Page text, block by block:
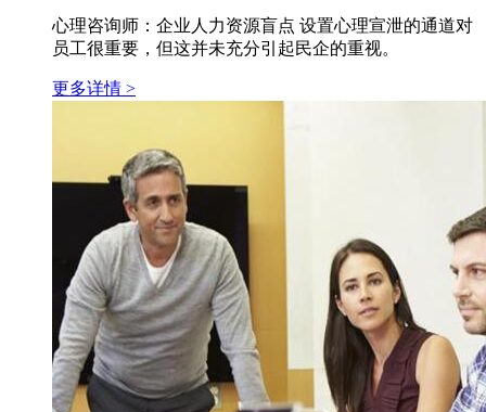
心理咨询师：企业人力资源盲点 设置心理宣泄的通道对
员工很重要，但这并未充分引起民企的重视。
更多详情 >